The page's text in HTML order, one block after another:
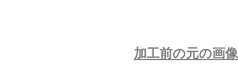
加工前の元の画像